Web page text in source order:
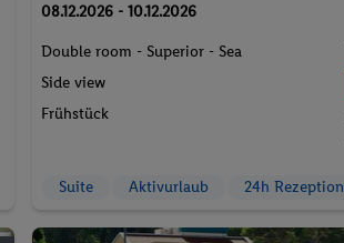
08.12.2026 - 10.12.2026
Double room - Superior - Sea
Side view
Frühstück
Suite Aktivurlaub 24h Rezeption